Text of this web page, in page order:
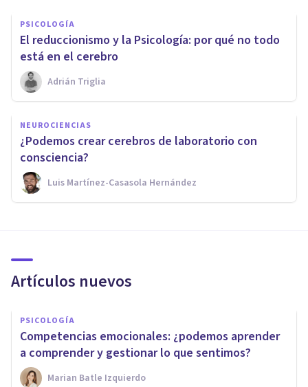
PSICOLOGÍA
El reduccionismo y la Psicología: por qué no todo
está en el cerebro
Adrián Triglia
NEUROCIENCIAS
¿Podemos crear cerebros de laboratorio con
consciencia?
Luis Martínez-Casasola Hernández
Artículos nuevos
PSICOLOGÍA
Competencias emocionales: ¿podemos aprender
a comprender y gestionar lo que sentimos?
Marian Batle Izquierdo